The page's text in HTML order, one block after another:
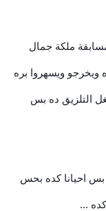
ملكة جمال
ويخرجو ويسهروا بره
التلزيق ده بس
احيانا كده بحس
...